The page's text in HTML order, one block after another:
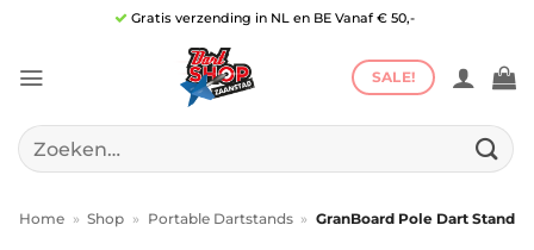
inhoud
Gratis verzending in NL en BE Vanaf € 50,-
SALE!
Zoeken
naar:
Home » Shop » Portable Dartstands » GranBoard Pole Dart Stand